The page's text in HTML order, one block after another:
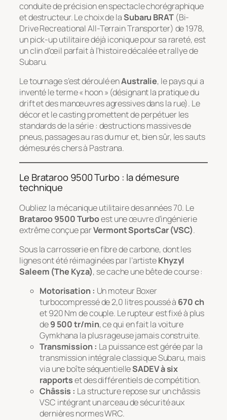
conduite de précision en spectacle chorégraphique
et destructeur. Le choix de laSubaru BRAT(Bi-
Drive Recreational All-Terrain Transporter) de 1978,
un pick-up utilitaire déjà iconique pour sa rareté, est
un clin d’œil parfait à l’histoire décalée et rallye de
Subaru.
Le tournage s’est déroulé enAustralie, le pays qui a
inventé le terme « hoon » (désignant la pratique du
drift et des manœuvres agressives dans la rue). Le
décor et le casting promettent de perpétuer les
standards de la série : destructions massives de
pneus, passages au ras du mur et, bien sûr, les sauts
démesurés chers à Pastrana.
Le Brataroo 9500 Turbo : la démesure
technique
Oubliez la mécanique utilitaire des années 70. Le
Brataroo 9500 Turboest une œuvre d’ingénierie
extrême conçue parVermont SportsCar (VSC).
Sous la carrosserie en fibre de carbone, dont les
lignes ont été réimaginées par l’artisteKhyzyl
Saleem (The Kyza), se cache une bête de course :
Motorisation : Un moteur Boxer
turbocompressé de 2,0 litres poussé à 670 ch
et 920 Nm de couple. Le rupteur est fixé à plus
de9 500 tr/min, ce qui en fait la voiture
Gymkhana la plus rageuse jamais construite.
Transmission : La puissance est gérée par la
transmission intégrale classique Subaru, mais
via une boîte séquentielleSADEV à six
rapportset des différentiels de compétition.
Châssis : La structure repose sur un châssis
VSC intégrant un arceau de sécurité aux
dernières normes WRC.